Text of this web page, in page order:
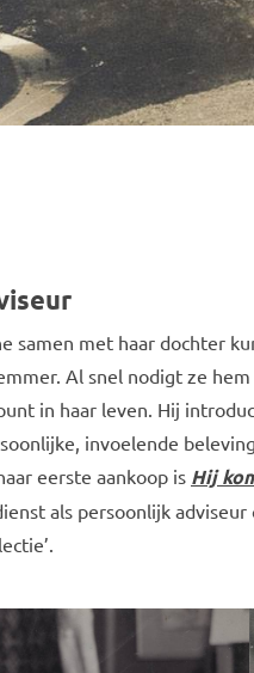
samen met haar dochter
Al snel nodigt ze
in haar leven. Hij
invoelende
eerste aankoop is Hij
als persoonlijk